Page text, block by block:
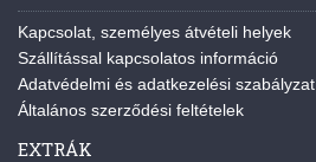
Kapcsolat, személyes átvételi helyek
Szállítással kapcsolatos információ
Adatvédelmi és adatkezelési szabályzat
Általános szerződési feltételek
EXTRÁK